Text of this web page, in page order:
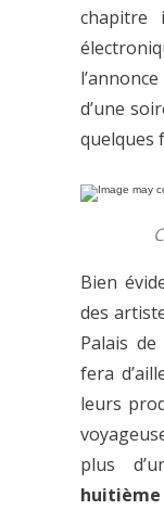
chapitre
d’une
quelques
Bien
des
Palais
fera
leurs
plus
huitième